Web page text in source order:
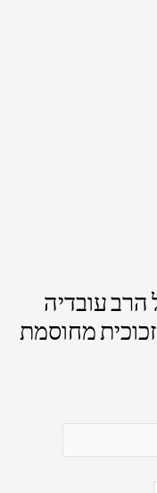
הרב עובדיה
מחוסמת